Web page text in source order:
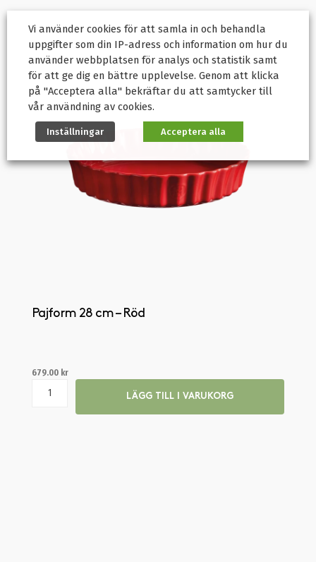
Pajform 28 cm – Röd
679.00 kr
LÄGG TILL I VARUKORG
Vi använder cookies för att samla in och behandla
uppgifter som din IP-adress och information om hur du
använder webbplatsen för analys och statistik samt
för att ge dig en bättre upplevelse. Genom att klicka
på "Acceptera alla" bekräftar du att samtycker till
vår användning av cookies.
Inställningar Acceptera alla